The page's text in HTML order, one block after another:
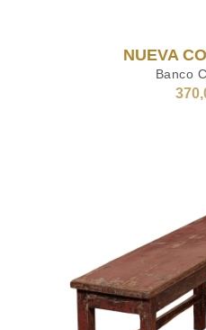
NUEVA
Banco